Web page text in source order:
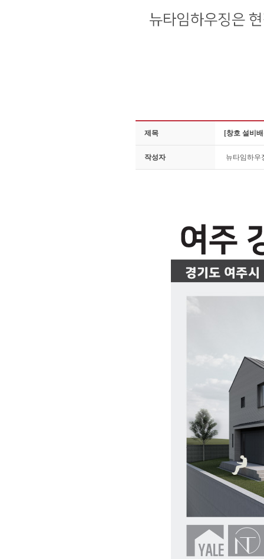
제목 [창호 설비
작성자 뉴타임하우